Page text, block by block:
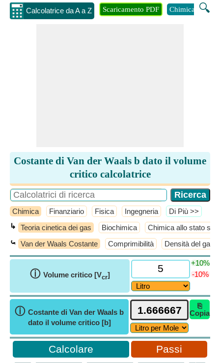
Calcolatrice da A a Z 🔍
Scaricamento PDF Chimica
Costante di Van der Waals b dato il volume
critico calcolatrice
Chimica Finanziario Fisica Ingegneria ​Di Più >>
↳ Teoria cinetica dei gas Biochimica Chimica allo stato
⤿ Van der Waals Costante Comprimibilità Densità del gas
ⓘ Volume critico [Vcr]
+10%
-10%
ⓘ Costante di Van der Waals b
dato il volume critico [b]
⎘
Copia
Passi